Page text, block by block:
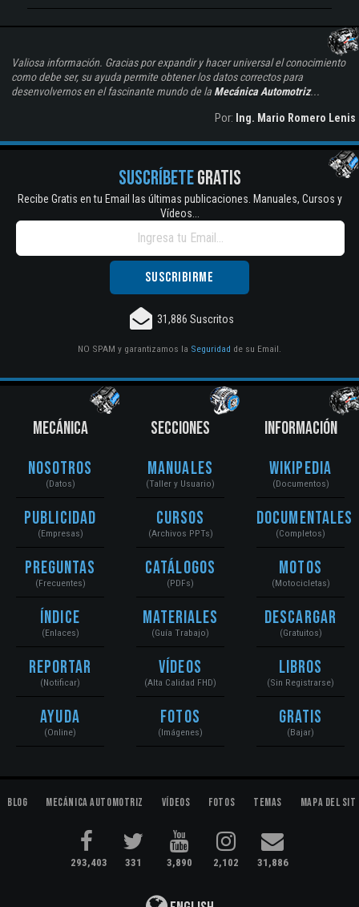
Valiosa información. Gracias por expandir y hacer universal el conocimiento
como debe ser, su ayuda permite obtener los datos correctos para
desenvolvernos en el fascinante mundo de la Mecánica Automotriz...
Por: Ing. Mario Romero Lenis
SUSCRÍBETEGRATIS
Recibe Gratis en tu Email las últimas publicaciones. Manuales, Cursos y
Vídeos...
31,886 Suscritos
NO SPAM y garantizamos la Seguridad de su Email.
MECÁNICA
Nosotros
(Datos)
Publicidad
(Empresas)
Preguntas
(Frecuentes)
Índice
(Enlaces)
Reportar
(Notificar)
Ayuda
(Online)
SECCIONES
Manuales
(Taller y Usuario)
Cursos
(Archivos PPTs)
Catálogos
(PDFs)
Materiales
(Guía Trabajo)
Vídeos
(Alta Calidad FHD)
Fotos
(Imágenes)
INFORMACIÓN
Wikipedia
(Documentos)
Documentales
(Completos)
Motos
(Motocicletas)
Descargar
(Gratuitos)
Libros
(Sin Registrarse)
Gratis
(Bajar)
Blog Mecánica Automotriz Vídeos Fotos Temas Mapa del
293,403 331 3,890 2,102 31,886